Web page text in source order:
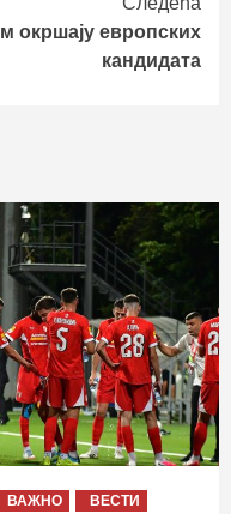
окршају европских
кандидата
ВАЖНО
ВЕСТИ